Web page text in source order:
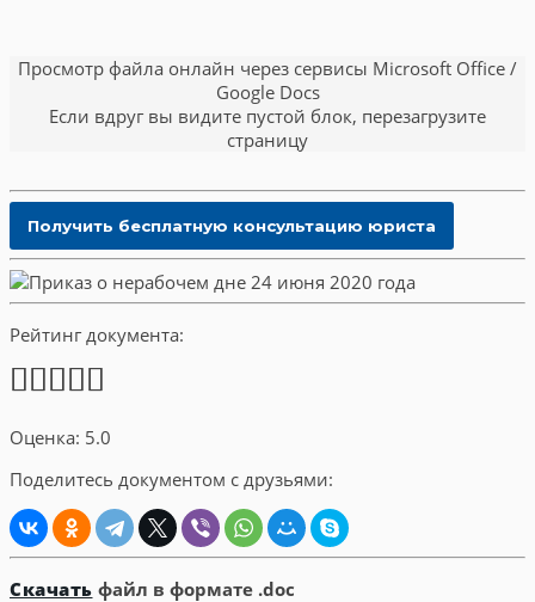
Просмотр файла онлайн через сервисы Microsoft Office /
Google Docs
Если вдруг вы видите пустой блок, перезагрузите
страницу
Рейтинг документа:
Оценка: 5.0
Поделитесь документом с друзьями:
Скачать файл в формате .doc